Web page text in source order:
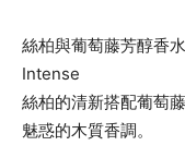
絲柏與葡萄藤芳醇香
Intense
絲柏的清新搭配葡萄
魅惑的木質香調。